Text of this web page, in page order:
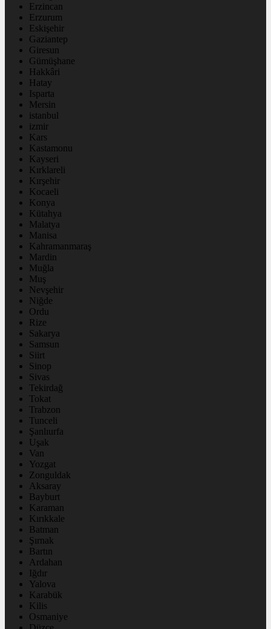
Erzincan
Erzurum
Eskişehir
Gaziantep
Giresun
Gümüşhane
Hakkâri
Hatay
Isparta
Mersin
istanbul
izmir
Kars
Kastamonu
Kayseri
Kırklareli
Kırşehir
Kocaeli
Konya
Kütahya
Malatya
Manisa
Kahramanmaraş
Mardin
Muğla
Muş
Nevşehir
Niğde
Ordu
Rize
Sakarya
Samsun
Siirt
Sinop
Sivas
Tekirdağ
Tokat
Trabzon
Tunceli
Şanlıurfa
Uşak
Van
Yozgat
Zonguldak
Aksaray
Bayburt
Karaman
Kırıkkale
Batman
Şırnak
Bartın
Ardahan
Iğdır
Yalova
Karabük
Kilis
Osmaniye